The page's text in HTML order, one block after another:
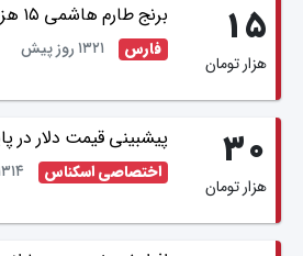
۱۵
هزار تومان
برنج طارم هاشمی ۱۵ هزار تومان گران شد!
فارس ۱۳۲۱ روز پیش
۳۰
هزار تومان
پیشبینی قیمت دلار در
اختصاصی اسکناس ۱۳۱۴ روز